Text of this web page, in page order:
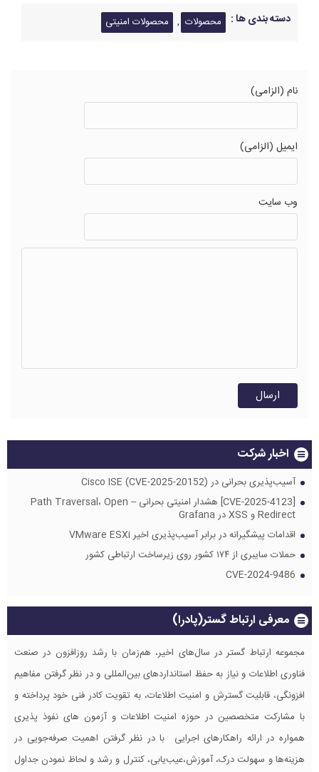
دسته بندی ها : محصولات , محصولات امنیتی
نام (الزامی)
ایمیل (الزامی)
وب سایت
اخبار شرکت
آسیب‌پذیری بحرانی در Cisco ISE (CVE-2025-20152)
[CVE-2025-4123] هشدار امنیتی بحرانی – Path Traversal، Open
Redirect و XSS در Grafana
اقدامات پیشگیرانه در برابر آسیب‌پذیری اخیر VMware ESXi
حملات سایبری از ۱۷۴ کشور روی زیرساخت ارتباطی کشور
CVE-2024-9486
معرفی ارتباط گستر(پادرا)
مجموعه ارتباط گستر در سال‌های اخیر، هم‌زمان با رشد روزافزون در صنعت
فناوری اطلاعات و نیاز به حفظ استانداردهای بین‌المللی و در نظر گرفتن مفاهیم
افزونگی، قابلیت گسترش و امنیت اطلاعات، به تقویت کادر فنی خود پرداخته و
با مشارکت متخصصین در حوزه امنیت اطلاعات و آزمون های نفوذ پذیری
همواره در ارائه راهکارهای اجرایی با در نظر گرفتن اهمیت صرفه‌جویی در
هزینه‌ها و سهولت درک، آموزش،عیب‌یابی، کنترل و رشد و لحاظ نمودن جداول